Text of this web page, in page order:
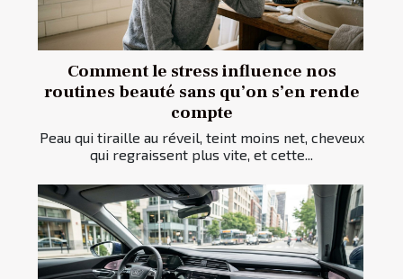
Comment le stress influence nos
routines beauté sans qu’on s’en rende
compte
Peau qui tiraille au réveil, teint moins net, cheveux
qui regraissent plus vite, et cette...